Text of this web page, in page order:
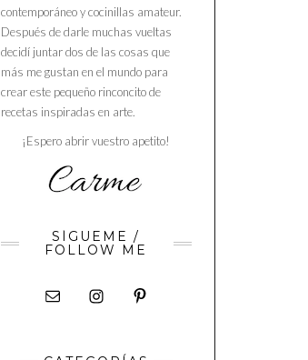
contemporáneo y cocinillas amateur.
Después de darle muchas vueltas
decidí juntar dos de las cosas que
más me gustan en el mundo para
crear este pequeño rinconcito de
recetas inspiradas en arte.
¡Espero abrir vuestro apetito!
SÍGUEME /
FOLLOW ME